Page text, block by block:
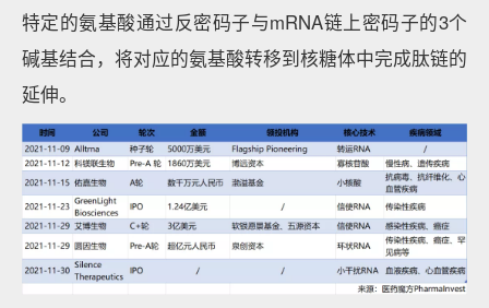
特定的氨基酸通过反密码子与mRNA链上密码子的3个
碱基结合，将对应的氨基酸转移到核糖体中完成肽链的
延伸。